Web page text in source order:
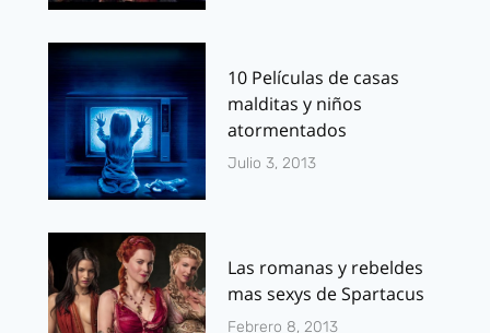
10 Películas de casas
malditas y niños
atormentados
Julio 3, 2013
Las romanas y rebeldes
mas sexys de Spartacus
Febrero 8, 2013